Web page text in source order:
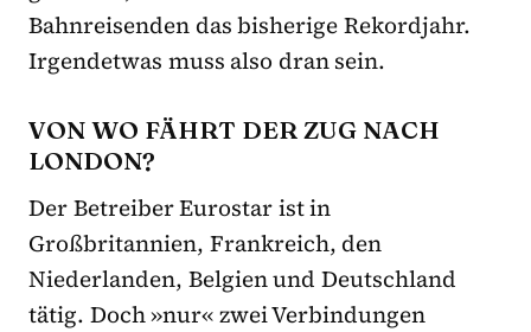
Bahnreisenden das bisherige Rekordjahr.
Irgendetwas muss also dran sein.
VON WO FÄHRT DER ZUG NACH
LONDON?
Der Betreiber Eurostar ist in
Großbritannien, Frankreich, den
Niederlanden, Belgien und Deutschland
tätig. Doch »nur« zwei Verbindungen